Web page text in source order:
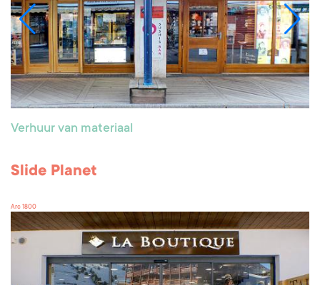
Verhuur van materiaal
Slide Planet
Arc 1800